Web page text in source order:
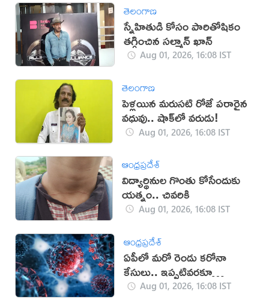
తెలంగాణ
స్నేహితుడి కోసం పారితోషికం
తగ్గించిన సల్మాన్ ఖాన్
Aug 01, 2026, 16:08 IST
తెలంగాణ
పెళ్లయిన మరుసటి రోజే పరారైన
వధువు.. షాక్‌లో వరుడు!
Aug 01, 2026, 16:08 IST
ఆంధ్రప్రదేశ్
విద్యార్థినుల గొంతు కోసేందుకు
యత్నం.. చివరికి
Aug 01, 2026, 16:08 IST
ఆంధ్రప్రదేశ్
ఏపీలో మరో రెండు కరోనా
కేసులు.. ఇప్పటివరకూ
ఎన్నంటే?
Aug 01, 2026, 16:08 IST